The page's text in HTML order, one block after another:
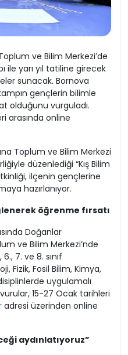
ve Bilim Merkezi’de
ile yarı yıl tatiline girecek
sunacak. Bornova
gençlerin bilimle
olduğunu vurguladı.
arasında online
Toplum ve Bilim Merkezi
düzenlediği “Kış Bilim
ilçenin gençlerine
hazırlanıyor.
öğrenme fırsatı
Doğanlar
ve Bilim Merkezi’nde
7. ve 8. sınıf
Fizik, Fosil Bilim, Kimya,
uygulamalı
15-27 Ocak tarihleri
adresi üzerinden online
aydınlatıyoruz”